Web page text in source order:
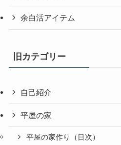
余白活アイテム
旧カテゴリー
自己紹介
平屋の家
平屋の家作り（目次）